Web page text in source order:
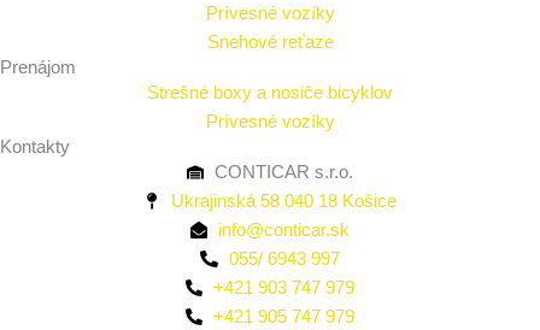
Prívesné vozíky
Snehové reťaze
Prenájom
Strešné boxy a nosiče bicyklov
Prívesné vozíky
Kontakty
CONTICAR s.r.o.
Ukrajinská 58 040 18 Košice
info@conticar.sk
055/ 6943 997
+421 903 747 979
+421 905 747 979